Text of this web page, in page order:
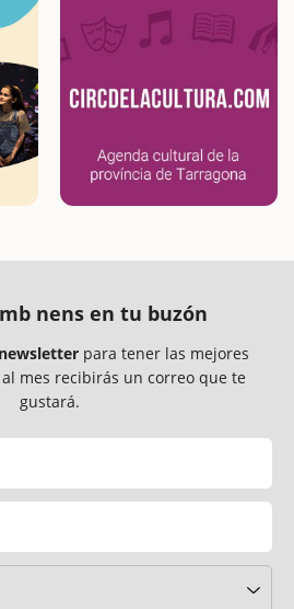
nens en tu buzón
para tener las mejores
mes recibirás un correo que te
gustará.